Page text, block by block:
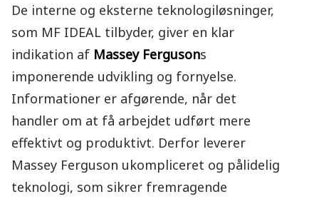
De interne og eksterne teknologiløsninger,
som MF IDEAL tilbyder, giver en klar
indikation af Massey Fergusons
imponerende udvikling og fornyelse.
Informationer er afgørende, når det
handler om at få arbejdet udført mere
effektivt og produktivt. Derfor leverer
Massey Ferguson ukompliceret og pålidelig
teknologi, som sikrer fremragende